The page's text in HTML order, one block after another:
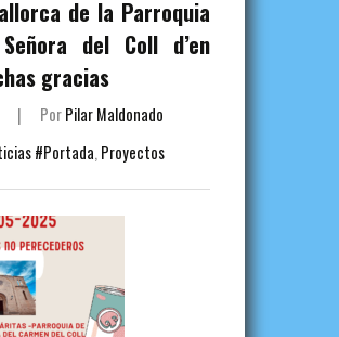
de la Parroquia
del Coll d’en
gracias
| PorPilar Maldonado
#Portada, Proyectos